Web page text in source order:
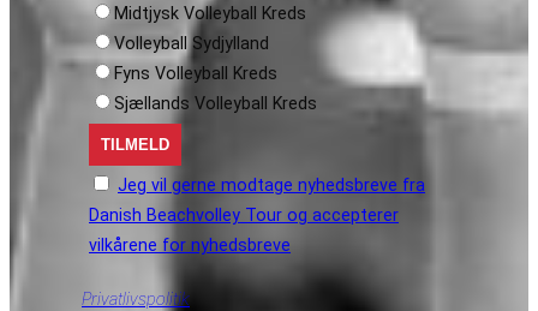
Midtjysk Volleyball Kreds
Volleyball Sydjylland
Fyns Volleyball Kreds
Sjællands Volleyball Kreds
Jeg vil gerne modtage nyhedsbreve fra
Danish Beachvolley Tour og accepterer
vilkårene for nyhedsbreve
Privatlivspolitik